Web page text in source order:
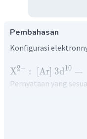
Pembahasan
Konfigurasi
X2+ : [Ar] 3d10 →
Pernyataan yang
dalam
termasuk